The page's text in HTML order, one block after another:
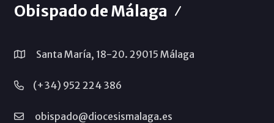
Obispado de Málaga
Santa María, 18-20. 29015 Málaga
(+34) 952 224 386
obispado@diocesismalaga.es